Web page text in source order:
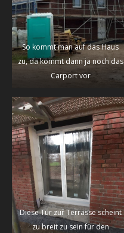
So kommt man auf das Haus
zu, da kommt dann ja noch das
Carport vor
Diese Tür zur Terrasse scheint
zu breit zu sein für den